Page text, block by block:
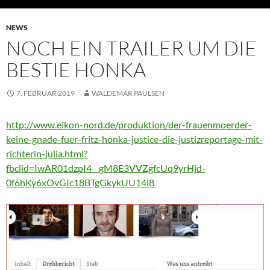
NEWS
NOCH EIN TRAILER UM DIE
BESTIE HONKA
7. FEBRUAR 2019 WALDEMAR PAULSEN
http://www.eikon-nord.de/produktion/der-frauenmoerder-
keine-gnade-fuer-fritz-honka-justice-die-justizreportage-mit-
richterin-julia.html?
fbclid=IwAR01dzpI4__gM8E3VVZgfcUq9yrHjd-
0f6hKy6xOvGIc18BTgGkykUU14i8